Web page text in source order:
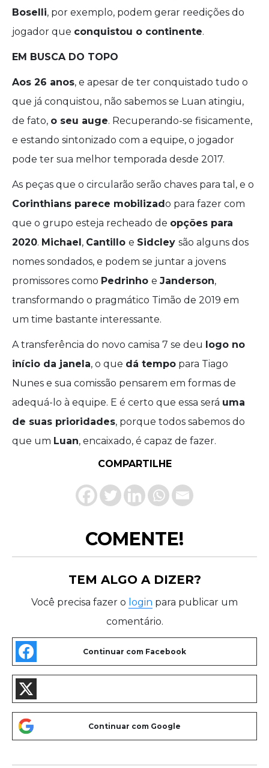
Boselli, por exemplo, podem gerar reedições do
jogador que conquistou o continente.
EM BUSCA DO TOPO
Aos 26 anos, e apesar de ter conquistado tudo o
que já conquistou, não sabemos se Luan atingiu,
de fato, o seu auge. Recuperando-se fisicamente,
e estando sintonizado com a equipe, o jogador
pode ter sua melhor temporada desde 2017.
As peças que o circularão serão chaves para tal, e o
Corinthians parece mobilizad o para fazer com
que o grupo esteja recheado de opções para
2020. Michael , Cantillo e Sidcley são alguns dos
nomes sondados, e podem se juntar a jovens
promissores como Pedrinho e Janderson,
transformando o pragmático Timão de 2019 em
um time bastante interessante.
A transferência do novo camisa 7 se deu
logo no
início da janela, o que dá tempo para Tiago
Nunes e sua comissão pensarem em formas de
adequá-lo à equipe. E é certo que essa será uma
de suas prioridades, porque todos sabemos do
que um Luan, encaixado, é capaz de fazer.
COMPARTILHE
COMENTE!
TEM ALGO A DIZER?
Você precisa fazer o login para publicar um
comentário.